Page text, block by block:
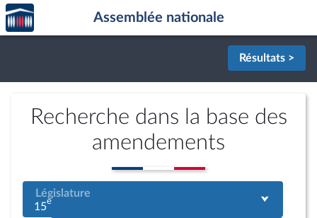
Aller au contenu
Aller en bas de la page
Accèder
à la
page
Assemblée nationale
Résultats >
Recherche dans la base des
amendements
Législature
15e